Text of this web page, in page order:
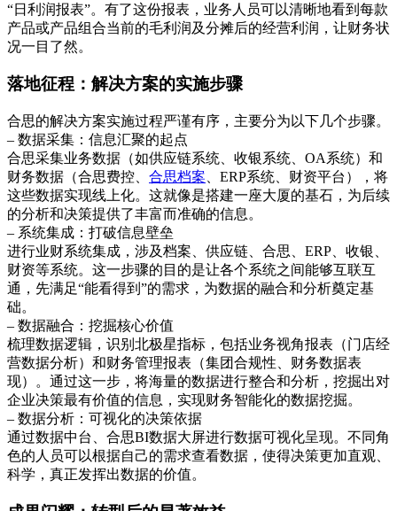
“日利润报表”。有了这份报表，业务人员可以清晰地看到每款
产品或产品组合当前的毛利润及分摊后的经营利润，让财务状
况一目了然。
落地征程：解决方案的实施步骤
合思的解决方案实施过程严谨有序，主要分为以下几个步骤。
– 数据采集：信息汇聚的起点
合思采集业务数据（如供应链系统、收银系统、OA系统）和
财务数据（合思费控、 合思档案 、ERP系统、财资平台），将
这些数据实现线上化。这就像是搭建一座大厦的基石，为后续
的分析和决策提供了丰富而准确的信息。
– 系统集成：打破信息壁垒
进行业财系统集成，涉及档案、供应链、合思、ERP、收银、
财资等系统。这一步骤的目的是让各个系统之间能够互联互
通，先满足“能看得到”的需求，为数据的融合和分析奠定基
础。
– 数据融合：挖掘核心价值
梳理数据逻辑，识别北极星指标，包括业务视角报表（门店经
营数据分析）和财务管理报表（集团合规性、财务数据表
现）。通过这一步，将海量的数据进行整合和分析，挖掘出对
企业决策最有价值的信息，实现财务智能化的数据挖掘。
– 数据分析：可视化的决策依据
通过数据中台、合思BI数据大屏进行数据可视化呈现。不同角
色的人员可以根据自己的需求查看数据，使得决策更加直观、
科学，真正发挥出数据的价值。